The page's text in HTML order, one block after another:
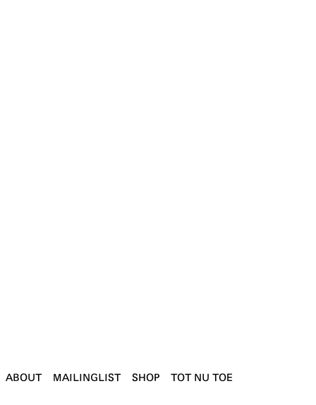
ABOUT MAILINGLIST SHOP TOT NU TOE